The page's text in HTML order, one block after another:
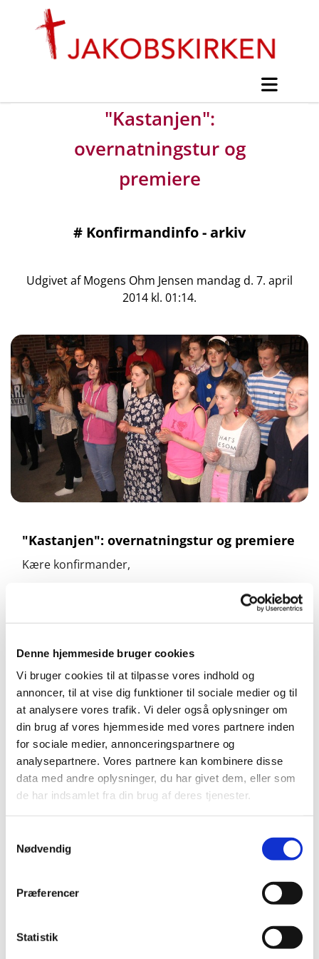
Denne hjemmeside bruger cookies
Vi bruger cookies til at tilpasse vores indhold og
annoncer, til at vise dig funktioner til sociale medier og til
at analysere vores trafik. Vi deler også oplysninger om
din brug af vores hjemmeside med vores partnere inden
for sociale medier, annonceringspartnere og
analysepartnere. Vores partnere kan kombinere disse
data med andre oplysninger, du har givet dem, eller som
de har indsamlet fra din brug af deres tjenester.
Nødvendig
Præferencer
Statistik
"Kastanjen":
overnatningstur og
premiere
# Konfirmandinfo - arkiv
Udgivet af Mogens Ohm Jensen mandag d. 7. april
2014 kl. 01:14.
"Kastanjen": overnatningstur og premiere
Kære konfirmander,
overnatningsturen :-) Det var spændende og sjovt
at øve på musicalen, og der blev krævet meget af
jer! Flot at I gjorde jeres bedste for at det hele kom
til at hænge sammen til sidst!
Her har Ilink til fotosfra vores intense døgn
sammen med hinanden.
at lære jer det hele. Tak til forældrene, som tog
med og var i køkkenet, sendte os ud på nataktivitet
og sørgede for at det hele fungerede. Tak for kage
og boller - de blev spist :-)